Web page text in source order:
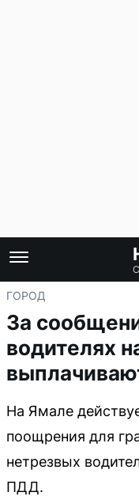
ГОРОД
За
водителях
На Ямале
поощрения для
нетрезвых
ПДД.